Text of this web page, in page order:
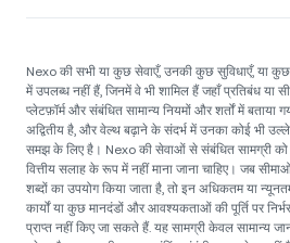
Nexo की सभी या कुछ सेवाएँ, उनकी कुछ सुविधाएँ, या
में उपलब्ध नहीं हैं, जिनमें वे भी शामिल हैं जहाँ प्रतिबंध या
प्लेटफ़ॉर्म और संबंधित सामान्य नियमों और शर्तों में बताया
अद्वितीय है, और वेल्थ बढ़ाने के संदर्भ में उनका कोई भी
समझ के लिए है। Nexo की सेवाओं से संबंधित सामग्री को
वित्तीय सलाह के रूप में नहीं माना जाना चाहिए। जब
शब्दों का उपयोग किया जाता है, तो इन अधिकतम या
कार्यों या कुछ मानदंडों और आवश्यकताओं की पूर्ति पर
प्राप्त नहीं किए जा सकते हैं. यह सामग्री केवल सामान्य